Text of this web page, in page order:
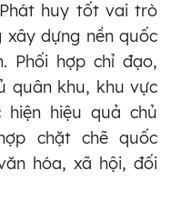
huy tốt vai trò
dựng nền quốc
Phối hợp chỉ đạo,
quân khu, khu vực
hiện hiệu quả chủ
chặt chẽ quốc
hóa, xã hội, đối